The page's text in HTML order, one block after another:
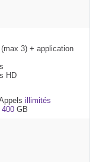
(max 3) + application
HD
illimités
400 GB